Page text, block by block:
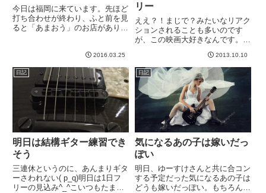
今日は福岡に来ています。先ほど
打ち合わせが終わり、ふと前を見
ると「あまおう」のお店があり、
きんぐ"激うま！！皮がもちっと
柔らかくたまらんです。中に入っ
てるあまおうが美味しいのは言
2016.03.25
リー
ええ？！まじで？みたいなリアク
ションされることも多いのです
が、この映画大好きなんです。そ
ピコピコピコピコピコピコが始ま
るとテンションあがります＾＾初
めて聴いたのが多分、小学生の頃
だったと思うのですが、この曲の
ピ...
2013.10.10
日記
明日は結構ギター練習でき
そう
三連休というのに、あんまりギタ
ーさわれない( p_q)明日は1日フ
リーの見込み^_^こいつもたまに
日記
気になるあの子は嫁いだっ
ぽい
明日、ゆーすけさんと共に合コン
する予定だった気になるあの子は
どうも嫁いだっぽい。もちろんギ